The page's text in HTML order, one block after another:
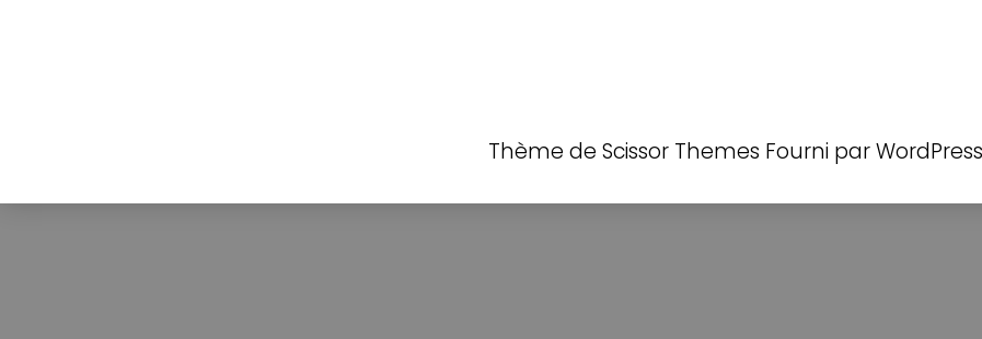
Thème de Scissor Themes Fourni parWordPress